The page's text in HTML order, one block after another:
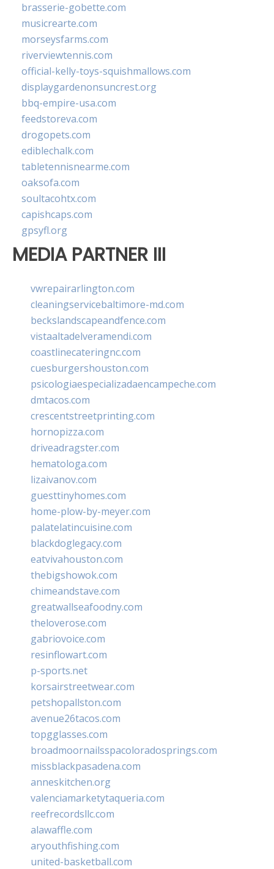
brasserie-gobette.com
musicrearte.com
morseysfarms.com
riverviewtennis.com
official-kelly-toys-squishmallows.com
displaygardenonsuncrest.org
bbq-empire-usa.com
feedstoreva.com
drogopets.com
ediblechalk.com
tabletennisnearme.com
oaksofa.com
soultacohtx.com
capishcaps.com
gpsyfl.org
MEDIA PARTNER III
vwrepairarlington.com
cleaningservicebaltimore-md.com
beckslandscapeandfence.com
vistaaltadelveramendi.com
coastlinecateringnc.com
cuesburgershouston.com
psicologiaespecializadaencampeche.com
dmtacos.com
crescentstreetprinting.com
hornopizza.com
driveadragster.com
hematologa.com
lizaivanov.com
guesttinyhomes.com
home-plow-by-meyer.com
palatelatincuisine.com
blackdoglegacy.com
eatvivahouston.com
thebigshowok.com
chimeandstave.com
greatwallseafoodny.com
theloverose.com
gabriovoice.com
resinflowart.com
p-sports.net
korsairstreetwear.com
petshopallston.com
avenue26tacos.com
topgglasses.com
broadmoornailsspacoloradosprings.com
missblackpasadena.com
anneskitchen.org
valenciamarketytaqueria.com
reefrecordsllc.com
alawaffle.com
aryouthfishing.com
united-basketball.com